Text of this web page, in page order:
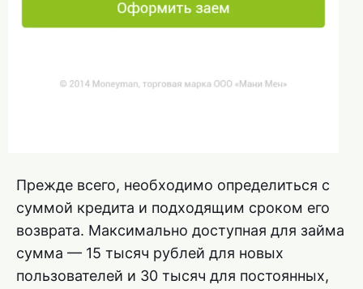
Прежде всего, необходимо определиться с
суммой кредита и подходящим сроком его
возврата. Максимально доступная для займа
сумма — 15 тысяч рублей для новых
пользователей и 30 тысяч для постоянных,